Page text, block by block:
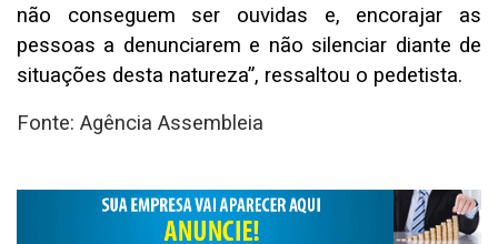
não conseguem ser ouvidas e, encorajar as
pessoas a denunciarem e não silenciar diante de
situações desta natureza”, ressaltou o pedetista.
Fonte: Agência Assembleia